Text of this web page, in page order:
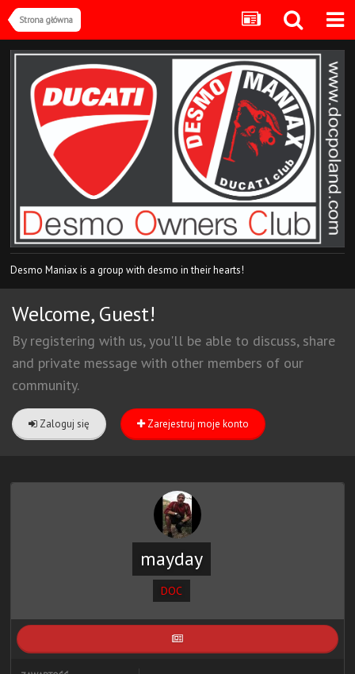
Strona główna
Desmo Maniax is a group with desmo in their hearts!
Welcome, Guest!
By registering with us, you'll be able to discuss, share
and private message with other members of our
community.
Zaloguj się Zarejestruj moje konto
mayday
DOC